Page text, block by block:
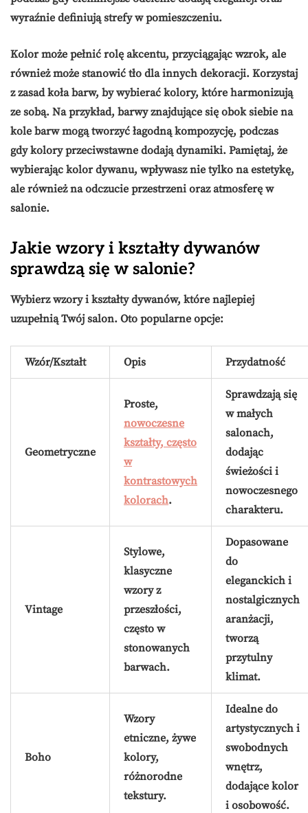
wyraźnie definiują strefy w pomieszczeniu.
Kolor może pełnić rolę akcentu, przyciągając wzrok, ale
również może stanowić tło dla innych dekoracji. Korzystaj
z zasad koła barw, by wybierać kolory, które harmonizują
ze sobą. Na przykład, barwy znajdujące się obok siebie na
kole barw mogą tworzyć łagodną kompozycję, podczas
gdy kolory przeciwstawne dodają dynamiki. Pamiętaj, że
wybierając kolor dywanu, wpływasz nie tylko na estetykę,
ale również na odczucie przestrzeni oraz atmosferę w
salonie.
Jakie wzory i kształty dywanów
sprawdzą się w salonie?
Wybierzwzoryi kształtydywanów, które najlepiej
uzupełnią Twój salon. Oto popularne opcje:
Wzór/Kształt Opis Przydatność
Geometryczne
Proste,
nowoczesne
kształty, często
w
kontrastowych
kolorach.
Sprawdzają się
w małych
salonach,
dodając
świeżości i
nowoczesnego
charakteru.
Vintage
Stylowe,
klasyczne
wzory z
przeszłości,
często w
stonowanych
barwach.
Dopasowane
do
eleganckich i
nostalgicznych
aranżacji,
tworzą
przytulny
klimat.
Boho
Wzory
etniczne, żywe
kolory,
różnorodne
tekstury.
Idealne do
artystycznych i
swobodnych
wnętrz,
dodające kolor
i osobowość.